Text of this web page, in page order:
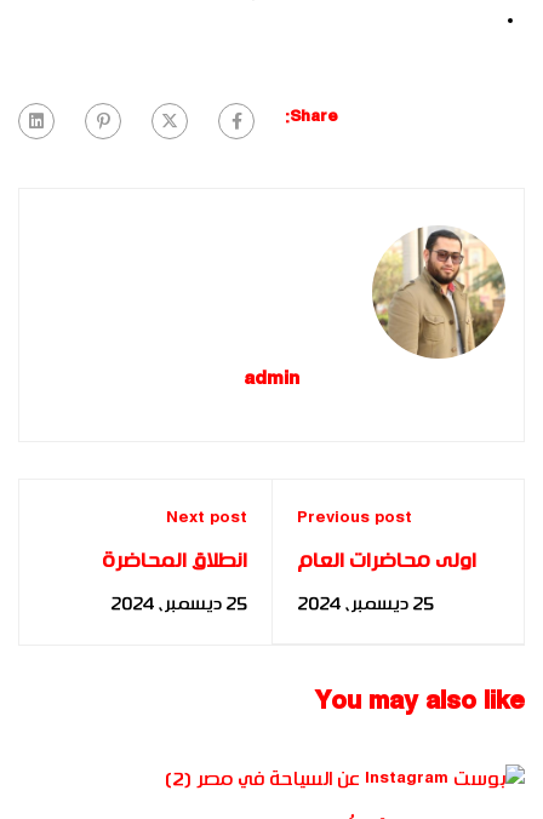
Share:
admin
Previous post
اولى محاضرات العام
25 ديسمبر، 2024
Next post
انطلاق المحاضرة
25 ديسمبر، 2024
You may also like